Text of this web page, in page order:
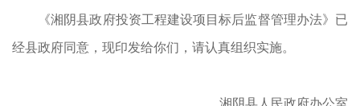
《湘阴县政府投资工程建设项目标后监督管理办法》已
经县政府同意，现印发给你们，请认真组织实施。
湘阴县人民政府办公室